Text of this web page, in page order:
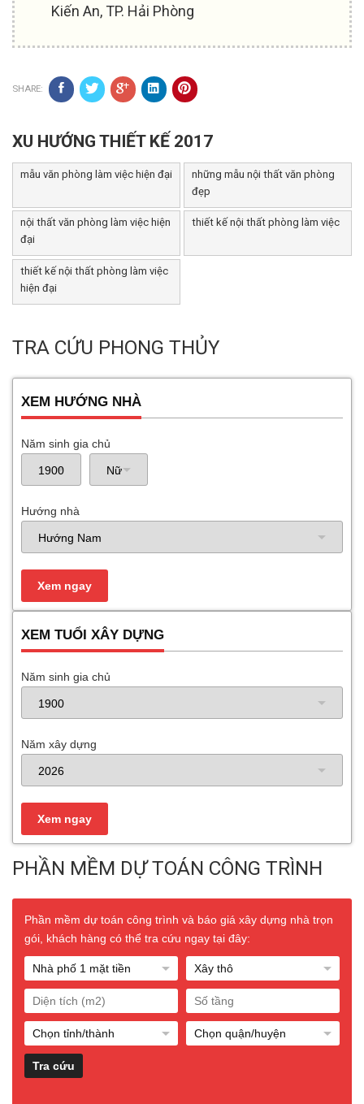
Kiến An, TP. Hải Phòng
SHARE:
XU HƯỚNG THIẾT KẾ 2017
mẫu văn phòng làm việc hiện đại
những mẫu nội thất văn phòng
đẹp
nội thất văn phòng làm việc hiện
đại
thiết kế nội thất phòng làm việc
thiết kế nội thất phòng làm việc
hiện đại
TRA CỨU PHONG THỦY
XEM HƯỚNG NHÀ
Năm sinh gia chủ
Hướng nhà
XEM TUỔI XÂY DỰNG
Năm sinh gia chủ
Năm xây dựng
PHẦN MỀM DỰ TOÁN CÔNG TRÌNH
Phần mềm dự toán công trình và báo giá xây dựng nhà trọn
gói, khách hàng có thể tra cứu ngay tại đây: